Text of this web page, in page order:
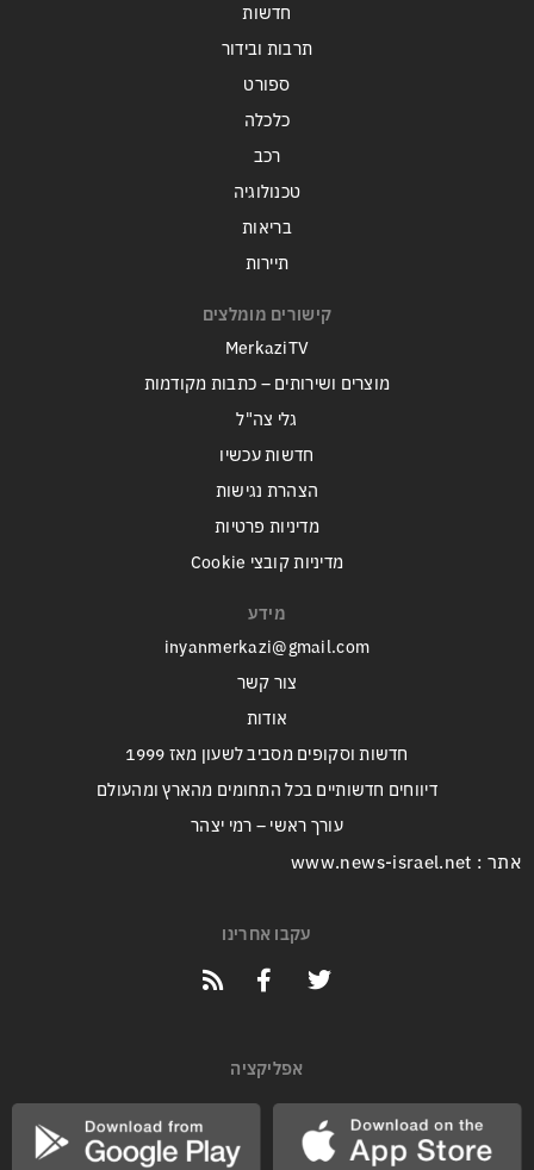
חדשות
תרבות ובידור
ספורט
כלכלה
רכב
טכנולוגיה
בריאות
תיירות
קישורים מומלצים
MerkaziTV
מוצרים ושירותים – כתבות מקודמות
גלי צה"ל
חדשות עכשיו
הצהרת נגישות
מדיניות פרטיות
מדיניות קובצי Cookie
מידע
inyanmerkazi@gmail.com
צור קשר
אודות
חדשות וסקופים מסביב לשעון מאז 1999
דיווחים חדשותיים בכל התחומים מהארץ ומהעולם
עורך ראשי – רמי יצהר
אתר : www.news-israel.net
עקבו אחרינו
אפליקציה